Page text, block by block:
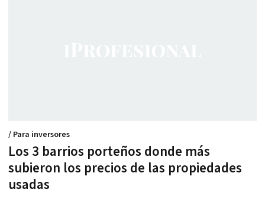
Los 3 barrios porteños donde más
subieron los precios de las propiedades
usadas
/ Para inversores